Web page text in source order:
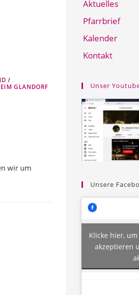
/
GLANDORF
wir um
Aktuelles
Pfarrbrief
Kalender
Kontakt
Unser
Unsere
Klicke hier,
akzeptieren